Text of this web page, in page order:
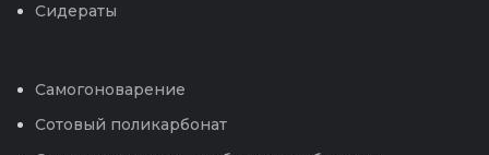
Сидераты
Самогоноварение
Сотовый поликарбонат